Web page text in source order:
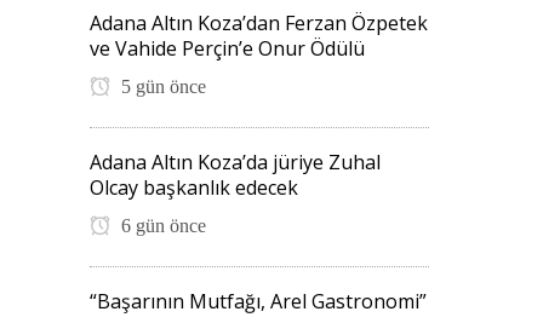
Adana Altın Koza’dan Ferzan Özpetek
ve Vahide Perçin’e Onur Ödülü
5 gün önce
Adana Altın Koza’da jüriye Zuhal
Olcay başkanlık edecek
6 gün önce
“Başarının Mutfağı, Arel Gastronomi”